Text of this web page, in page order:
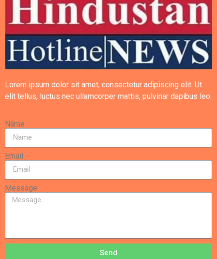
Lorem ipsum dolor sit amet, consectetur adipiscing elit. Ut
elit tellus, luctus nec ullamcorper mattis, pulvinar dapibus leo.
Name
Email
Message
Send